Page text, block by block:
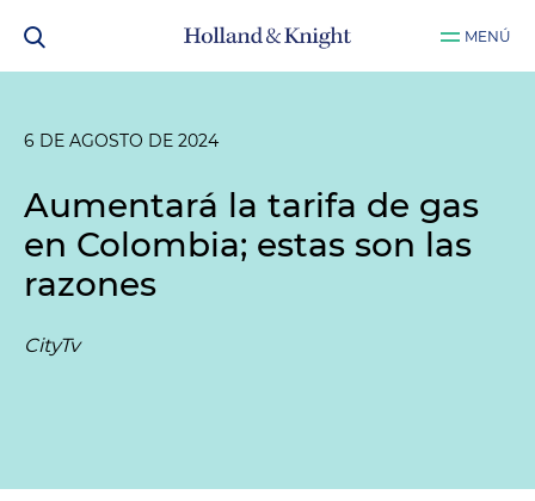
MENÚ
6 DE AGOSTO DE 2024
Aumentará la tarifa de gas
en Colombia; estas son las
razones
CityTv